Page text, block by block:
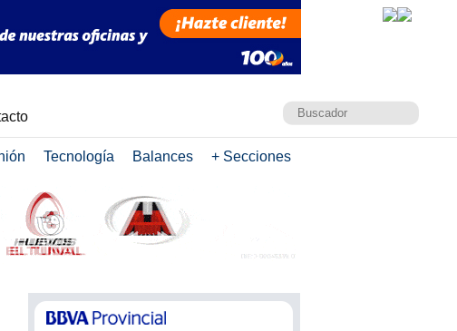
Tecnología Balances + Secciones